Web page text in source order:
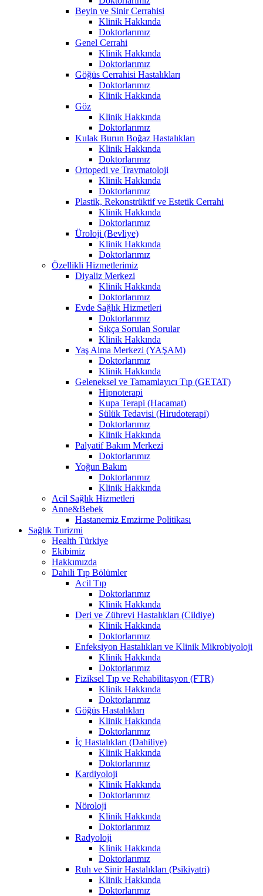
Beyin ve Sinir Cerrahisi
Klinik Hakkında
Doktorlarımız
Genel Cerrahi
Klinik Hakkında
Doktorlarımız
Göğüs Cerrahisi Hastalıkları
Doktorlarımız
Klinik Hakkında
Göz
Klinik Hakkında
Doktorlarımız
Kulak Burun Boğaz Hastalıkları
Klinik Hakkında
Doktorlarımız
Ortopedi ve Travmatoloji
Klinik Hakkında
Doktorlarımız
Plastik, Rekonstrüktif ve Estetik Cerrahi
Klinik Hakkında
Doktorlarımız
Üroloji (Bevliye)
Klinik Hakkında
Doktorlarımız
Özellikli Hizmetlerimiz
Diyaliz Merkezi
Klinik Hakkında
Doktorlarımız
Evde Sağlık Hizmetleri
Doktorlarımız
Sıkça Sorulan Sorular
Klinik Hakkında
Yaş Alma Merkezi (YAŞAM)
Doktorlarımız
Klinik Hakkında
Geleneksel ve Tamamlayıcı Tıp (GETAT)
Hipnoterapi
Kupa Terapi (Hacamat)
Sülük Tedavisi (Hirudoterapi)
Doktorlarımız
Klinik Hakkında
Palyatif Bakım Merkezi
Doktorlarımız
Yoğun Bakım
Doktorlarımız
Klinik Hakkında
Acil Sağlık Hizmetleri
Anne&Bebek
Hastanemiz Emzirme Politikası
Sağlık Turizmi
Health Türkiye
Ekibimiz
Hakkımızda
Dahili Tıp Bölümler
Acil Tıp
Doktorlarımız
Klinik Hakkında
Deri ve Zührevi Hastalıkları (Cildiye)
Klinik Hakkında
Doktorlarımız
Enfeksiyon Hastalıkları ve Klinik Mikrobiyoloji
Klinik Hakkında
Doktorlarımız
Fiziksel Tıp ve Rehabilitasyon (FTR)
Klinik Hakkında
Doktorlarımız
Göğüs Hastalıkları
Klinik Hakkında
Doktorlarımız
İç Hastalıkları (Dahiliye)
Klinik Hakkında
Doktorlarımız
Kardiyoloji
Klinik Hakkında
Doktorlarımız
Nöroloji
Klinik Hakkında
Doktorlarımız
Radyoloji
Klinik Hakkında
Doktorlarımız
Ruh ve Sinir Hastalıkları (Psikiyatri)
Klinik Hakkında
Doktorlarımız